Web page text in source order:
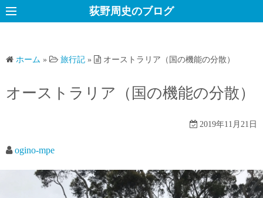
コ
ン
ス
プ
荻野周史のブログ
ホーム » 旅行記 » オーストラリア（国の機能の分散）
オーストラリア（国の機能の分散）
2019年11月21日
ogino-mpe